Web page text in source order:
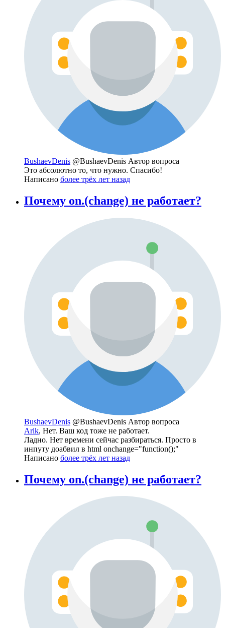
BushaevDenis @BushaevDenis Автор вопроса
Это абсолютно то, что нужно. Спасибо!
Написано более трёх лет назад
Почему on.(change) не работает?
BushaevDenis @BushaevDenis Автор вопроса
Arik, Нет. Ваш код тоже не работает.
Ладно. Нет времени сейчас разбираться. Просто в
инпуту доабвил в html onchange="function();"
Написано более трёх лет назад
Почему on.(change) не работает?